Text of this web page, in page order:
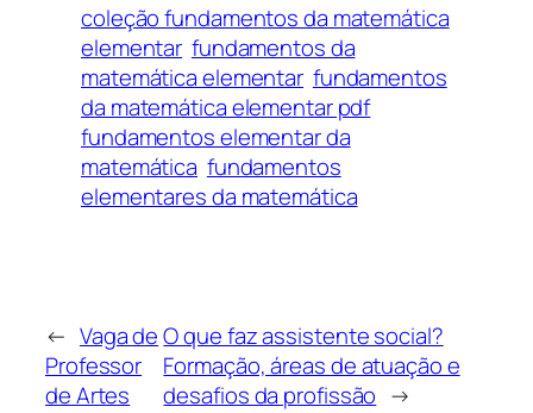
coleção fundamentos da matemática
elementar fundamentos da
matemática elementar​ fundamentos
da matemática elementar pdf
fundamentos elementar da
matemática​ fundamentos
elementares da matemática
← Vaga de
Professor
de Artes
O que faz assistente social​?
Formação, áreas de atuação e
desafios da profissão →